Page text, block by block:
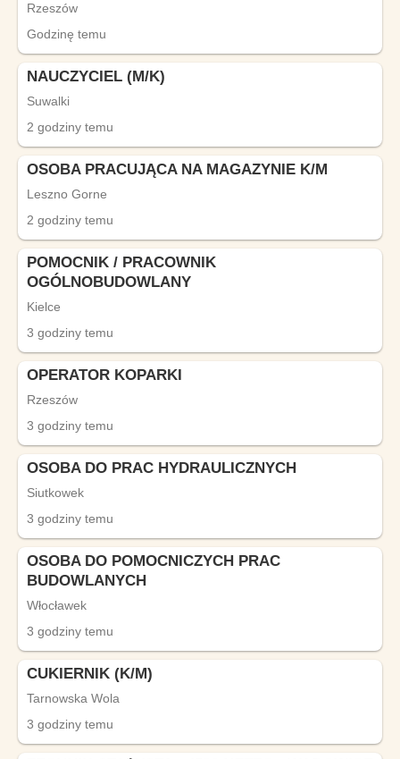
Rzeszów
Godzinę temu
NAUCZYCIEL (M/K)
Suwalki
2 godziny temu
OSOBA PRACUJĄCA NA MAGAZYNIE K/M
Leszno Gorne
2 godziny temu
POMOCNIK / PRACOWNIK
OGÓLNOBUDOWLANY
Kielce
3 godziny temu
OPERATOR KOPARKI
Rzeszów
3 godziny temu
OSOBA DO PRAC HYDRAULICZNYCH
Siutkowek
3 godziny temu
OSOBA DO POMOCNICZYCH PRAC
BUDOWLANYCH
Włocławek
3 godziny temu
CUKIERNIK (K/M)
Tarnowska Wola
3 godziny temu